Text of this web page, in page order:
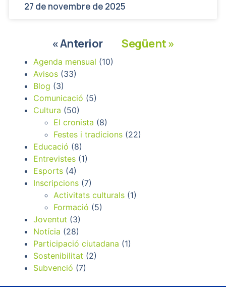
27 de novembre de 2025
« Anterior Següent »
Agenda mensual (10)
Avisos (33)
Blog (3)
Comunicació (5)
Cultura (50)
El cronista (8)
Festes i tradicions (22)
Educació (8)
Entrevistes (1)
Esports (4)
Inscripcions (7)
Activitats culturals (1)
Formació (5)
Joventut (3)
Notícia (28)
Participació ciutadana (1)
Sostenibilitat (2)
Subvenció (7)